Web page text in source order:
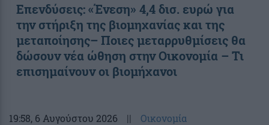
Επενδύσεις: «Ένεση» 4,4 δισ. ευρώ για
την στήριξη της βιομηχανίας και της
μεταποίησης– Ποιες μεταρρυθμίσεις θα
δώσουν νέα ώθηση στην Οικονομία – Τι
επισημαίνουν οι βιομήχανοι
19:58, 6 Αυγούστου 2026 || Οικονομία